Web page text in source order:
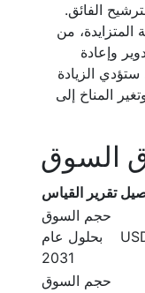
الفائق.
المتزايدة، من
وإعادة
الزيادة
المناخ إلى
السوق
تقرير القياس
حجم السوق
بحلول عام
2031
حجم السوق